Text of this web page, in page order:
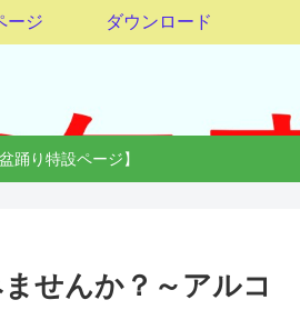
ージ ダウンロード
盆踊り特設ページ】
せんか？～アルコ